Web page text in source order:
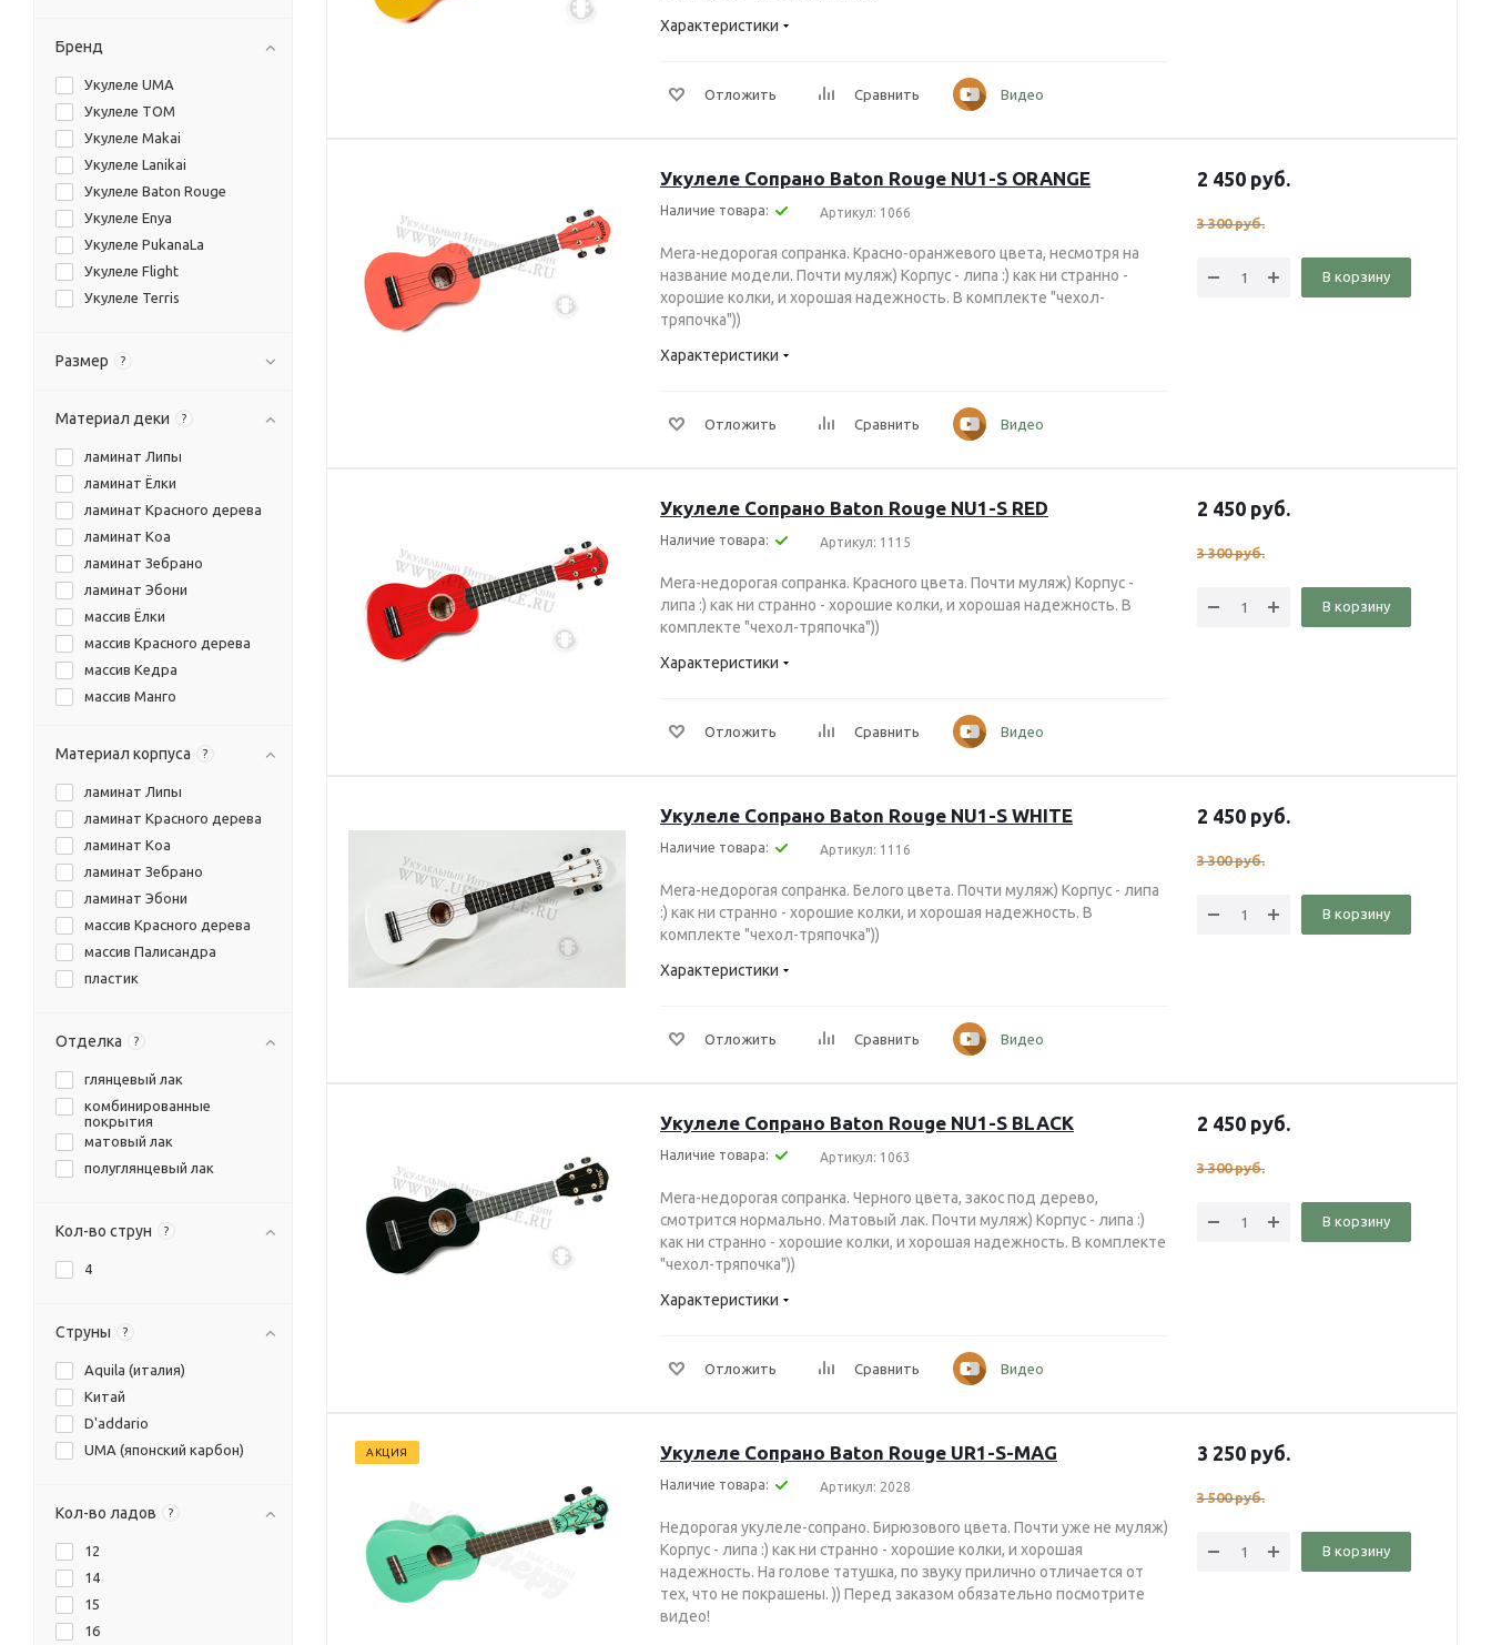
Характеристики
Отложить Сравнить Видео
Укулеле Сопрано Baton Rouge NU1-S ORANGE
Наличие товара: Артикул: 1066
Мега-недорогая сопранка. Красно-оранжевого цвета, несмотря на
название модели. Почти муляж) Корпус - липа :) как ни странно -
хорошие колки, и хорошая надежность. В комплекте "чехол-
тряпочка"))
Характеристики
Отложить Сравнить Видео
2 450 руб.
3 300руб.
В корзину
Укулеле Сопрано Baton Rouge NU1-S RED
Наличие товара: Артикул: 1115
Мега-недорогая сопранка. Красного цвета. Почти муляж) Корпус -
липа :) как ни странно - хорошие колки, и хорошая надежность. В
комплекте "чехол-тряпочка"))
Характеристики
Отложить Сравнить Видео
2 450 руб.
3 300руб.
В корзину
Укулеле Сопрано Baton Rouge NU1-S WHITE
Наличие товара: Артикул: 1116
Мега-недорогая сопранка. Белого цвета. Почти муляж) Корпус - липа
:) как ни странно - хорошие колки, и хорошая надежность. В
комплекте "чехол-тряпочка"))
Характеристики
Отложить Сравнить Видео
2 450 руб.
3 300руб.
В корзину
Укулеле Сопрано Baton Rouge NU1-S BLACK
Наличие товара: Артикул: 1063
Мега-недорогая сопранка. Черного цвета, закос под дерево,
смотрится нормально. Матовый лак. Почти муляж) Корпус - липа :)
как ни странно - хорошие колки, и хорошая надежность. В комплекте
"чехол-тряпочка"))
Характеристики
Отложить Сравнить Видео
2 450 руб.
3 300руб.
В корзину
АКЦИЯ Укулеле Сопрано Baton Rouge UR1-S-MAG
Наличие товара: Артикул: 2028
Недорогая укулеле-cопрано. Бирюзового цвета. Почти уже не муляж)
Корпус - липа :) как ни странно - хорошие колки, и хорошая
надежность. На голове татушка, по звуку прилично отличается от
тех, что не покрашены. )) Перед заказом обязательно посмотрите
видео!
3 250 руб.
3 500руб.
В корзину
Бренд
Укулеле UMA
Укулеле TOM
Укулеле Makai
Укулеле Lanikai
Укулеле Baton Rouge
Укулеле Enya
Укулеле PukanaLa
Укулеле Flight
Укулеле Terris
Размер ?
Материал деки ?
ламинат Липы
ламинат Ёлки
ламинат Красного дерева
ламинат Коа
ламинат Зебрано
ламинат Эбони
массив Ёлки
массив Красного дерева
массив Кедра
массив Манго
Материал корпуса ?
ламинат Липы
ламинат Красного дерева
ламинат Коа
ламинат Зебрано
ламинат Эбони
массив Красного дерева
массив Палисандра
пластик
Отделка ?
глянцевый лак
комбинированные
покрытия
матовый лак
полуглянцевый лак
Кол-во струн ?
4
Струны ?
Aquila (италия)
Китай
D'addario
UMA (японский карбон)
Кол-во ладов ?
12
14
15
16